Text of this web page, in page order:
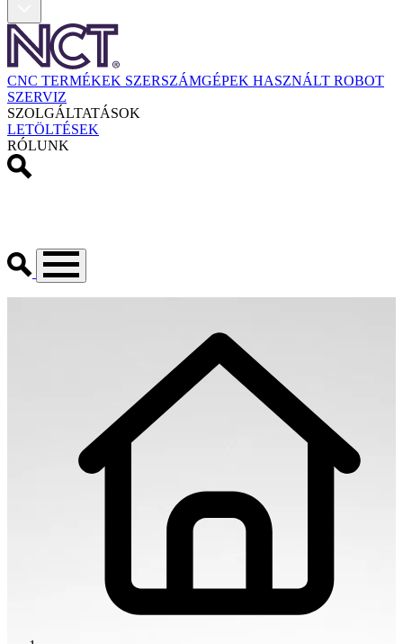
CNC TERMÉKEK SZERSZÁMGÉPEK HASZNÁLT ROBOT
SZERVIZ
SZOLGÁLTATÁSOK
LETÖLTÉSEK
RÓLUNK